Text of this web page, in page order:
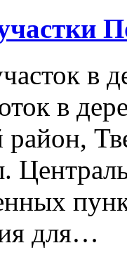
в
в
для…